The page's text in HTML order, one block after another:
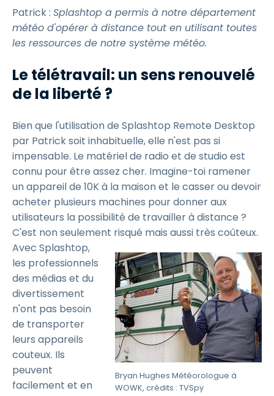
Patrick : Splashtop a permis à notre département
météo d'opérer à distance tout en utilisant toutes
les ressources de notre système météo.
Le télétravail: un sens renouvelé
de la liberté ?
Bien que l'utilisation de Splashtop Remote Desktop
par Patrick soit inhabituelle, elle n'est pas si
impensable. Le matériel de radio et de studio est
connu pour être assez cher. Imagine-toi ramener
un appareil de 10K à la maison et le casser ou devoir
acheter plusieurs machines pour donner aux
utilisateurs la possibilité de travailler à distance ?
C'est non seulement risqué mais aussi très coûteux.
Bryan Hughes Météorologue à
WOWK, crédits : TVSpy
Avec Splashtop,
les professionnels
des médias et du
divertissement
n'ont pas besoin
de transporter
leurs appareils
couteux. Ils
peuvent
facilement et en